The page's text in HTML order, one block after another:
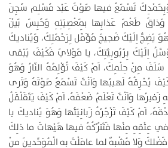
وَبِحَمْدِكَ تَسْمَعُ فيها صَوْتَ عَبْد مُسْلِم سُجِنَ
وَذاقَ طَعْمَ عَذابِها بِمَعْصِيَتِهِ وَحُبِسَ بَيْنَ
يَضِجُّ اِلَيْكَ ضَجيجَ مُؤَمِّل لِرَحْمَتِكَ، وَيُناديكَ
اِلَيْكَ بِرُبُوبِيَّتِكَ، يا مَوْلايَ فَكَيْفَ يَبْقى
مِنْ حِلْمِكَ، اَمْ كَيْفَ تُؤْلِمُهُ النّارُ وَهُوَ
يُحْرِقُهُ لَهيبُها وَاَنْتَ تَسْمَعُ صَوْتَهُ وَتَرى
زَفيرُها وَاَنْتَ تَعْلَمُ ضَعْفَهُ، اَمْ كَيْفَ يَتَقَلْقَلُ
اَمْ كَيْفَ تَزْجُرُهُ زَبانِيَتُها وَهُوَ يُناديكَ يا
عِتْقِهِ مِنْها فَتَتْرُكُهُ فيها هَيْهاتَ ما ذلِكَ
وَلا مُشْبِهٌ لِما عامَلْتَ بِهِ الْمُوَحِّدينَ مِنْ